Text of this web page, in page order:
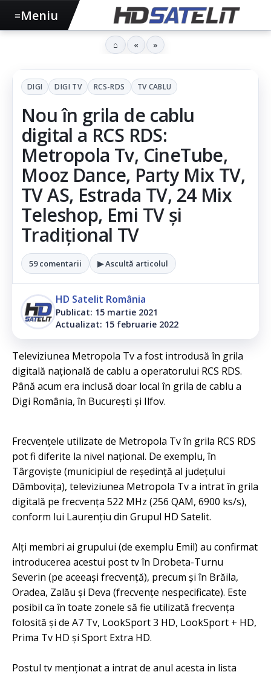
DIGI DIGI TV RCS-RDS TV CABLU
Nou în grila de cablu
digital a RCS RDS:
Metropola Tv, CineTube,
Mooz Dance, Party Mix TV,
TV AS, Estrada TV, 24 Mix
Teleshop, Emi TV şi
Tradițional TV
59 comentarii ▶ Ascultă articolul
HD Satelit România
Publicat: 15 martie 2021
Actualizat: 15 februarie 2022
Televiziunea Metropola Tv a fost introdusă în grila
digitală națională de cablu a operatorului RCS RDS.
Până acum era inclusă doar local în grila de cablu a
Digi România, în București şi Ilfov.
Frecvențele utilizate de Metropola Tv în grila RCS RDS
pot fi diferite la nivel național. De exemplu, în
Târgoviște (municipiul de reședință al județului
Dâmbovița), televiziunea Metropola Tv a intrat în grila
digitală pe frecvența 522 MHz (256 QAM, 6900 ks/s),
conform lui Laurențiu din Grupul HD Satelit.
Alți membri ai grupului (de exemplu Emil) au confirmat
introducerea acestui post tv în Drobeta-Turnu
Severin (pe aceeași frecvență), precum și în Brăila,
Oradea, Zalău și Deva (frecvențe nespecificate). Este
posibil ca în toate zonele să fie utilizată frecvența
folosită și de A7 Tv, LookSport 3 HD, LookSport + HD,
Prima Tv HD și Sport Extra HD.
Postul tv menționat a intrat de anul acesta in lista
≡Meniu
⌂ « »